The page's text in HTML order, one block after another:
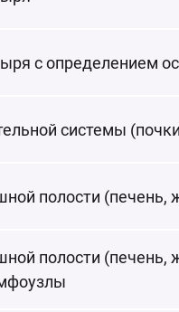
с определением
системы
полости (печень,
полости (печень,